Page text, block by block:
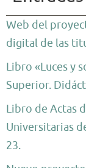
Web del
digital de las
Libro «Luces y
Superior.
Libro de Actas
Universitarias
23.